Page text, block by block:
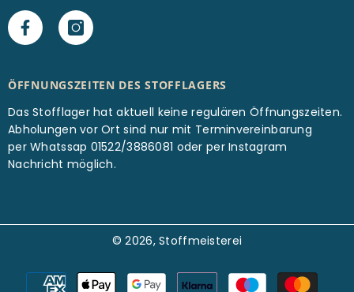
ÖFFNUNGSZEITEN DES STOFFLAGERS
Das Stofflager hat aktuell keine regulären Öffnungszeiten.
Abholungen vor Ort sind nur mit Terminvereinbarung
per Whatssap 01522/3886081 oder per Instagram
Nachricht möglich.
© 2026, Stoffmeisterei
Zahlungsarten